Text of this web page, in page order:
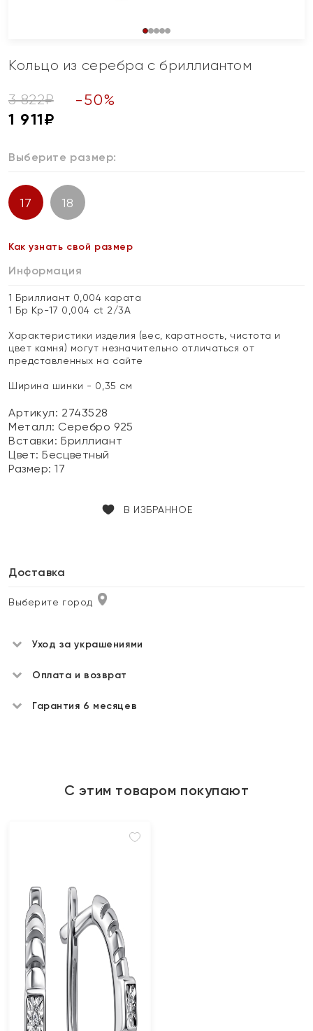
Кольцо из серебра с бриллиантом
3 822₽ -50%
1 911₽
Выберите размер:
17 18
Как узнать свой размер
Информация
1 Бриллиант 0,004 карата
1 Бр Кр-17 0,004 ct 2/3А
Характеристики изделия (вес, каратность, чистота и
цвет камня) могут незначительно отличаться от
представленных на сайте
Ширина шинки - 0,35 см
Артикул: 2743528
Металл: Серебро 925
Вставки:Бриллиант
Цвет:Бесцветный
Размер:17
В ИЗБРАННОЕ
Доставка
Выберите город
Уход за украшениями
Оплата и возврат
Гарантия 6 месяцев
С этим товаром покупают